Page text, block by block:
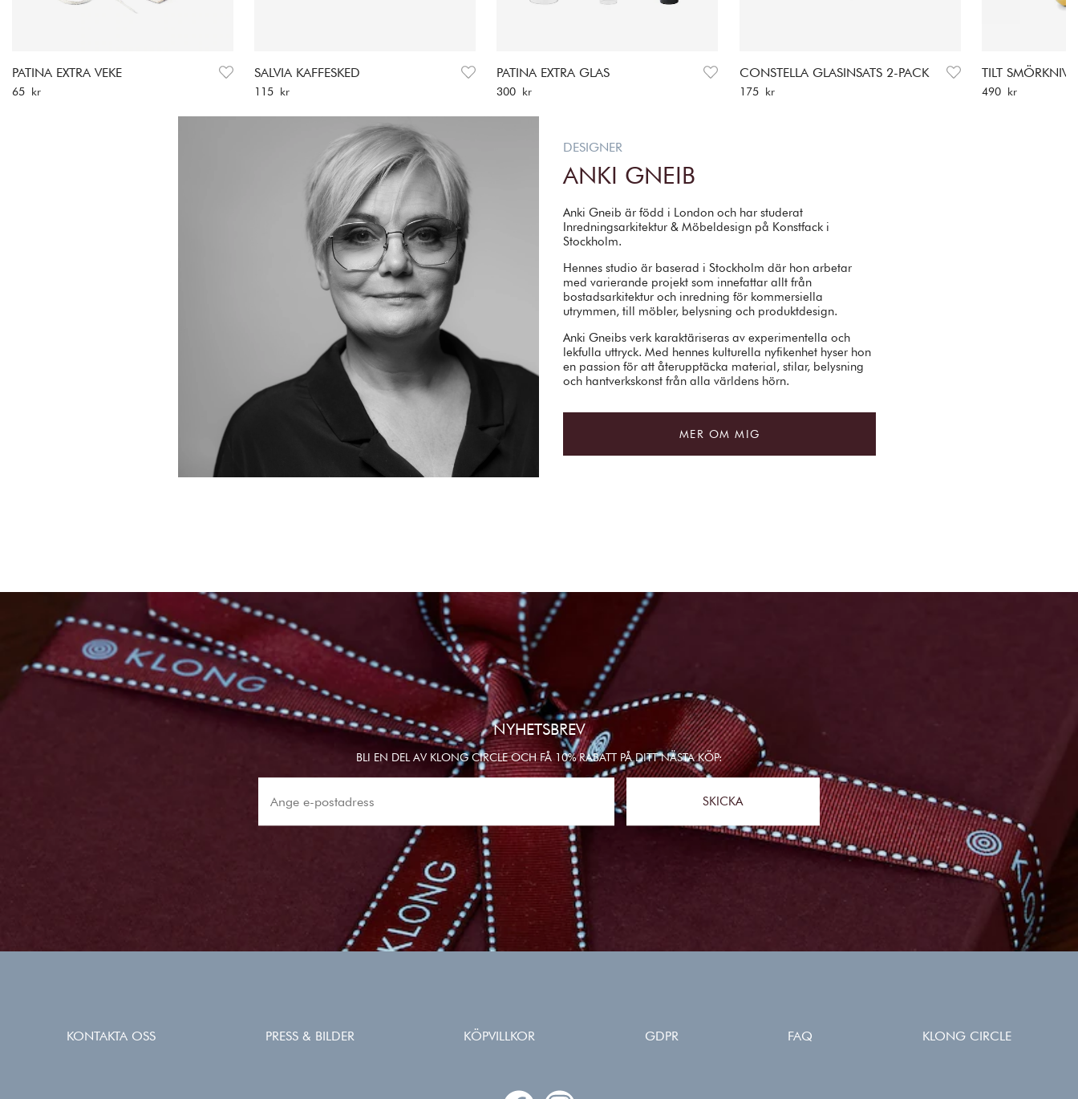
PATINA EXTRA VEKE
Pris :65 kr
65 kr
SALVIA KAFFESKED
Pris: 115 kr
115 kr
PATINA EXTRA GLAS
Pris: 300 kr
300 kr
CONSTELLA GLASINSATS 2-PACK
Pris: 175 kr
175 kr
TILT SMÖRKNIV
Pris: 490 kr
490 kr
DESIGNER
ANKI GNEIB
Anki Gneib är född i London och har studerat
Inredningsarkitektur & Möbeldesign på Konstfack i
Stockholm.
Hennes studio är baserad i Stockholm där hon arbetar
med varierande projekt som innefattar allt från
bostadsarkitektur och inredning för kommersiella
utrymmen, till möbler, belysning och produktdesign.
Anki Gneibs verk karaktäriseras av experimentella och
lekfulla uttryck. Med hennes kulturella nyfikenhet hyser hon
en passion för att återupptäcka material, stilar, belysning
och hantverkskonst från alla världens hörn.
MER OM MIG
NYHETSBREV
BLI EN DEL AV KLONG CIRCLE OCH FÅ 10% RABATT PÅ DITT NÄSTA KÖP:
SKICKA
KONTAKTA OSS PRESS & BILDER KÖPVILLKOR GDPR FAQ KLONG CIRCLE